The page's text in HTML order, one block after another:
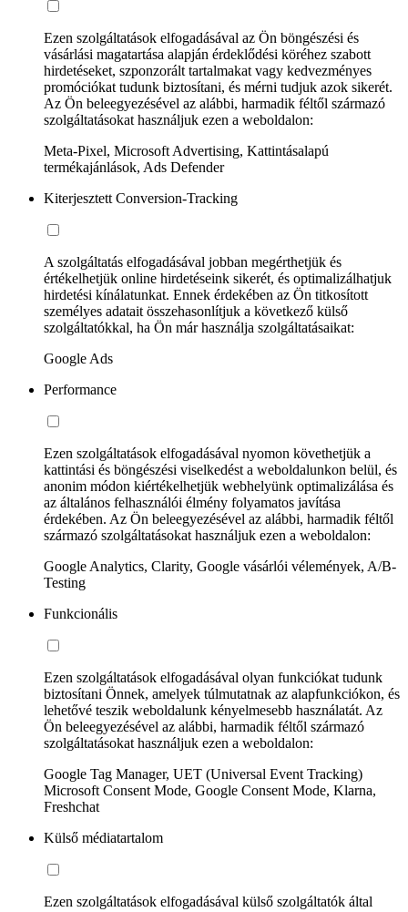
Ezen szolgáltatások elfogadásával az Ön böngészési és
vásárlási magatartása alapján érdeklődési köréhez szabott
hirdetéseket, szponzorált tartalmakat vagy kedvezményes
promóciókat tudunk biztosítani, és mérni tudjuk azok sikerét.
Az Ön beleegyezésével az alábbi, harmadik féltől származó
szolgáltatásokat használjuk ezen a weboldalon:
Meta-Pixel, Microsoft Advertising, Kattintásalapú
termékajánlások, Ads Defender
Kiterjesztett Conversion-Tracking
A szolgáltatás elfogadásával jobban megérthetjük és
értékelhetjük online hirdetéseink sikerét, és optimalizálhatjuk
hirdetési kínálatunkat. Ennek érdekében az Ön titkosított
személyes adatait összehasonlítjuk a következő külső
szolgáltatókkal, ha Ön már használja szolgáltatásaikat:
Google Ads
Performance
Ezen szolgáltatások elfogadásával nyomon követhetjük a
kattintási és böngészési viselkedést a weboldalunkon belül, és
anonim módon kiértékelhetjük webhelyünk optimalizálása és
az általános felhasználói élmény folyamatos javítása
érdekében. Az Ön beleegyezésével az alábbi, harmadik féltől
származó szolgáltatásokat használjuk ezen a weboldalon:
Google Analytics, Clarity, Google vásárlói vélemények, A/B-
Testing
Funkcionális
Ezen szolgáltatások elfogadásával olyan funkciókat tudunk
biztosítani Önnek, amelyek túlmutatnak az alapfunkciókon, és
lehetővé teszik weboldalunk kényelmesebb használatát. Az
Ön beleegyezésével az alábbi, harmadik féltől származó
szolgáltatásokat használjuk ezen a weboldalon:
Google Tag Manager, UET (Universal Event Tracking)
Microsoft Consent Mode, Google Consent Mode, Klarna,
Freshchat
Külső médiatartalom
Ezen szolgáltatások elfogadásával külső szolgáltatók által